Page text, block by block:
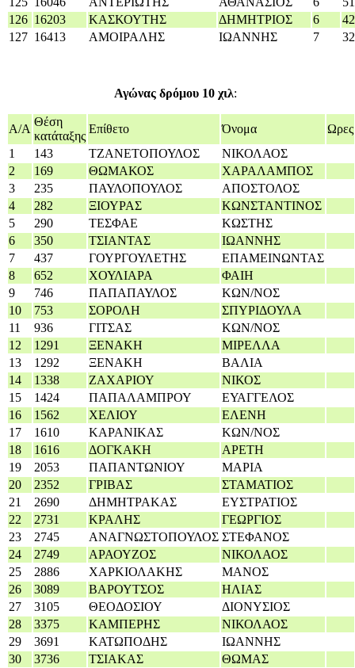
126 16203 ΚΑΣΚΟΥΤΗΣ ΔΗΜΗΤΡΙΟΣ 6
127 16413 ΑΜΟΙΡΑΛΗΣ ΙΩΑΝΝΗΣ 7
Αγώνας δρόμου 10 χιλ:
Α/A
Θέση
κατάταξης
Επίθετο Όνομα
Ωρες
1
143 ΤΖΑΝΕΤΟΠΟΥΛΟΣ
ΝΙΚΟΛΑΟΣ
2
169 ΘΩΜΑΚΟΣ
ΧΑΡΑΛΑΜΠΟΣ
3
235 ΠΑΥΛΟΠΟΥΛΟΣ
ΑΠΟΣΤΟΛΟΣ
4
282 ΞΙΟΥΡΑΣ
ΚΩΝΣΤΑΝΤΙΝΟΣ
5
290 ΤΕΣΦΑΕ
ΚΩΣΤΗΣ
6
350 ΤΣΙΑΝΤΑΣ
ΙΩΑΝΝΗΣ
7
437 ΓΟΥΡΓΟΥΛΕΤΗΣ
ΕΠΑΜΕΙΝΩΝΤΑΣ
8
652 ΧΟΥΛΙΑΡΑ
ΦΑΙΗ
9
746 ΠΑΠΑΠΑΥΛΟΣ
ΚΩΝ/ΝΟΣ
10
753 ΣΟΡΟΛΗ
ΣΠΥΡΙΔΟΥΛΑ
11
936 ΓΙΤΣΑΣ
ΚΩΝ/ΝΟΣ
12
1291 ΞΕΝΑΚΗ
ΜΙΡΕΛΛΑ
13
1292 ΞΕΝΑΚΗ
ΒΑΛΙΑ
14
1338 ΖΑΧΑΡΙΟΥ
ΝΙΚΟΣ
15
1424 ΠΑΠΑΛΑΜΠΡΟΥ
ΕΥΑΓΓΕΛΟΣ
16
1562 ΧΕΛΙΟΥ
ΕΛΕΝΗ
17
1610 ΚΑΡΑΝΙΚΑΣ
ΚΩΝ/ΝΟΣ
18
1616 ΔΟΓΚΑΚΗ
ΑΡΕΤΗ
19
2053 ΠΑΠΑΝΤΩΝΙΟΥ
ΜΑΡΙΑ
20
2352 ΓΡΙΒΑΣ
ΣΤΑΜΑΤΙΟΣ
21
2690 ΔΗΜΗΤΡΑΚΑΣ
ΕΥΣΤΡΑΤΙΟΣ
22
2731 ΚΡΑΛΗΣ
ΓΕΩΡΓΙΟΣ
23
2745 ΑΝΑΓΝΩΣΤΟΠΟΥΛΟΣ ΣΤΕΦΑΝΟΣ
24
2749 ΑΡΑΟΥΖΟΣ
ΝΙΚΟΛΑΟΣ
25
2886 ΧΑΡΚΙΟΛΑΚΗΣ
ΜΑΝΟΣ
26
3089 ΒΑΡΟΥΤΣΟΣ
ΗΛΙΑΣ
27
3105 ΘΕΟΔΟΣΙΟΥ
ΔΙΟΝΥΣΙΟΣ
28
3375 ΚΑΜΠΕΡΗΣ
ΝΙΚΟΛΑΟΣ
29
3691 ΚΑΤΩΠΟΔΗΣ
ΙΩΑΝΝΗΣ
30
3736 ΤΣΙΑΚΑΣ
ΘΩΜΑΣ